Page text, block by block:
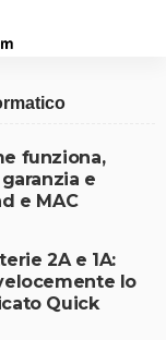
funziona,
e
e MAC
2A e 1A:
lo
Quick